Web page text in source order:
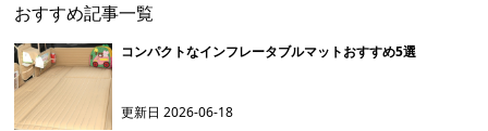
おすすめ記事一覧
コンパクトなインフレータブルマットおすすめ5選
更新日2026-06-18